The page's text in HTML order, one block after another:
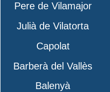
Pere de Vilamajor
Julià de Vilatorta
Capolat
Barberà del Vallès
Balenyà